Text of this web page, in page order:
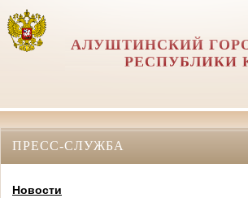
АЛУШТИНСКИЙ
РЕСПУБЛИКИ
ПРЕСС-СЛУЖБА
Новости